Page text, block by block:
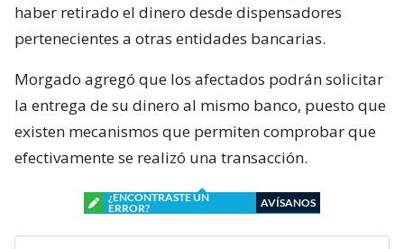
haber retirado el dinero desde dispensadores
pertenecientes a otras entidades bancarias.
Morgado agregó que los afectados podrán solicitar
la entrega de su dinero al mismo banco, puesto que
existen mecanismos que permiten comprobar que
efectivamente se realizó una transacción.
¿ENCONTRASTE UN
ERROR?
AVÍSANOS